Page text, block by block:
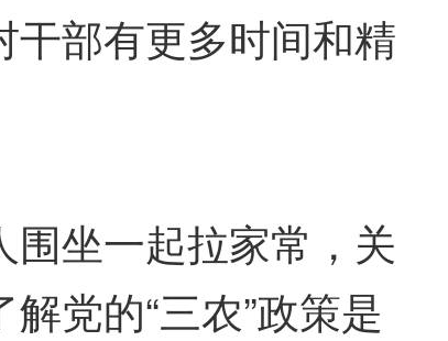
部有更多时间和精
坐一起拉家常，关
党的“三农”政策是